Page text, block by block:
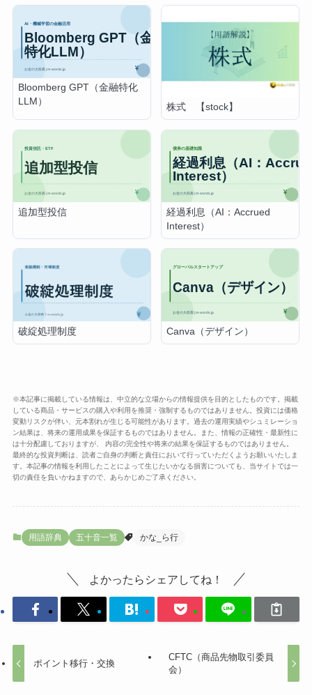
Bloomberg GPT（金融特化
LLM）
株式 【stock】
追加型投信
経過利息（AI：Accrued
Interest）
破綻処理制度 Canva（デザイン）
※本記事に掲載している情報は、中立的な立場からの情報提供を目的としたものです。掲載
している商品・サービスの購入や利用を推奨・強制するものではありません。投資には価格
変動リスクが伴い、元本割れが生じる可能性があります。過去の運用実績やシュミレーショ
ン結果は、将来の運用成果を保証するものではありません。また、情報の正確性・最新性に
は十分配慮しておりますが、 内容の完全性や将来の結果を保証するものではありません。
最終的な投資判断は、読者ご自身の判断と責任において行っていただくようお願いいたしま
す。本記事の情報を利用したことによって生じたいかなる損害についても、当サイトでは一
切の責任を負いかねますので、あらかじめご了承ください。
用語辞典 五十音一覧 かな_ら行
よかったらシェアしてね！
ポイント移行・交換
CFTC（商品先物取引委員
会）